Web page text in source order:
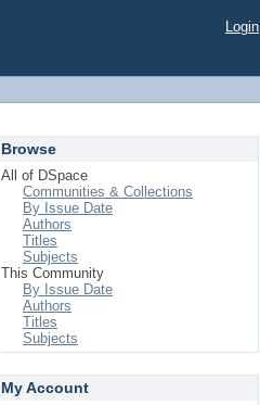
Login
Browse
All of DSpace
Communities & Collections
By Issue Date
Authors
Titles
Subjects
This Community
By Issue Date
Authors
Titles
Subjects
My Account